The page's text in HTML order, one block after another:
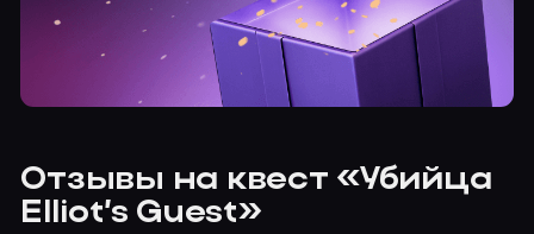
Отзывы на квест «Убийца
Elliot’s Guest»